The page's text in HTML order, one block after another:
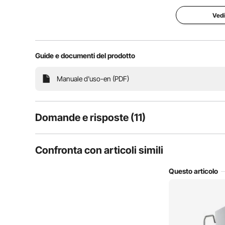
Il nostro sistema di osmosi inversa senza
Guide e documenti del prodotto
Manuale d'uso-en (PDF)
Domande e risposte (11)
11 Domande
Si può montare il filtro da 600gr 11 stadi RO, al posto dell
Confronta con articoli simili
Questo articolo